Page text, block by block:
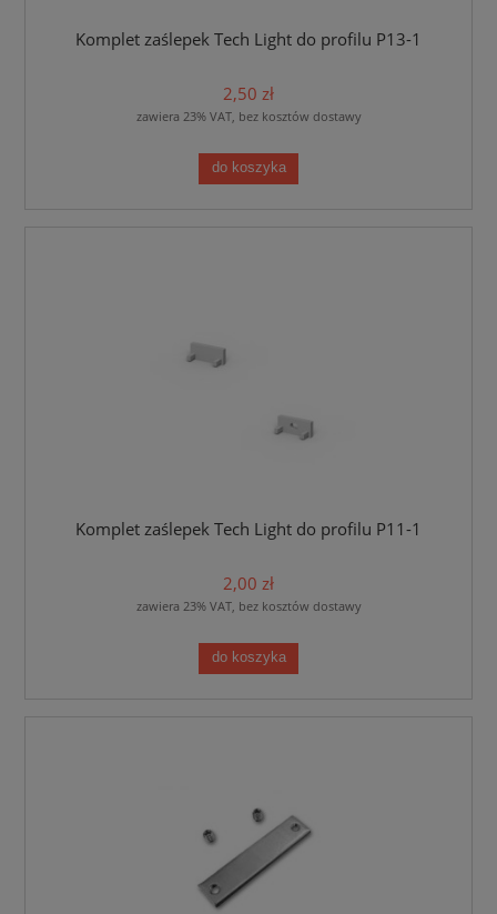
Komplet zaślepek Tech Light do profilu P13-1
2,50 zł
zawiera 23% VAT, bez kosztów dostawy
do koszyka
Komplet zaślepek Tech Light do profilu P11-1
2,00 zł
zawiera 23% VAT, bez kosztów dostawy
do koszyka